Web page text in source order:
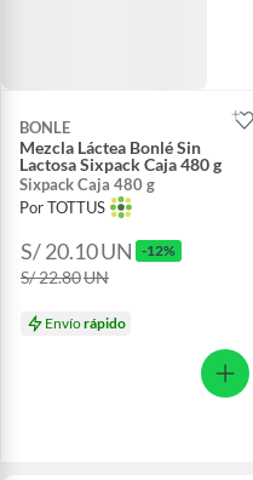
BONLE
Mezcla Láctea Bonlé Sin
Lactosa Sixpack Caja 480 g
Sixpack Caja 480 g
Por TOTTUS
S/ 20.10UN -12%
S/ 22.80UN
Envíorápido